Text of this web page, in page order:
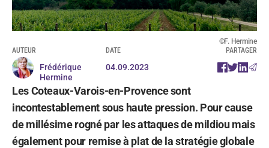
©F. Hermine
AUTEUR
Frédérique
Hermine
DATE
04.09.2023
PARTAGER
Les Coteaux-Varois-en-Provence sont
incontestablement sous haute pression. Pour cause
de millésime rogné par les attaques de mildiou mais
également pour remise à plat de la stratégie globale